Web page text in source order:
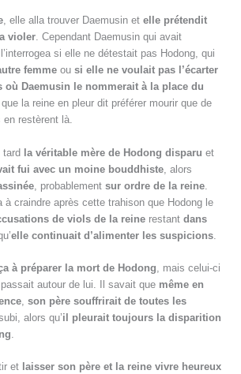
, elle alla trouver Daemusin et elle prétendit
violer. Cependant Daemusin qui avait
si elle ne détestait pas Hodong, qui
femme ou si elle ne voulait pas l’écarter
où Daemusin le nommerait à la place du
la reine en pleur dit préférer mourir que de
restèrent là.
tard la véritable mère de Hodong disparu et
fui avec un moine bouddhiste , alors
, probablement sur ordre de la reine
à craindre après cette trahison que Hodong le
de viols de la reine restant dans
elle continuait d’alimenter les suspicions
à préparer la mort de Hodong, mais celui-ci
autour de lui. Il savait que même en
, son père souffrirait de toutes les
alors qu’il pleurait toujours la disparition
.
et laisser son père et la reine vivre heureux